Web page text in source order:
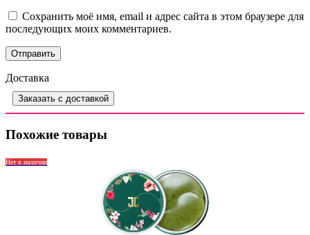
Сохранить моё имя, email и адрес сайта в этом браузере для
последующих моих комментариев.
Доставка
Заказать с доставкой
Похожие товары
Нет в наличии